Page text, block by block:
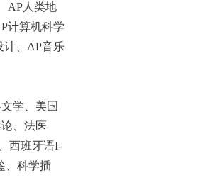
AP人类地
计算机科学
计、AP音乐
学、美国
、法医
西班牙语I-
、科学插